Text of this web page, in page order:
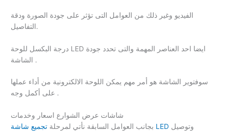
الفيديو وغير ذلك من العوامل التى تؤثر على جودة الصورة ودقة
التفاصيل.
درجة البكسل للوحة LED ايضا احد العناصر المهمة والتى تحدد جودة
الشاشة .
سوفتوير الشاشة هو أمر مهم يمكن اللوحة الالكترونية من أداء عملها
على أكمل وجه .
شاشات عرض الشوارع اسعار وخدمات
بجانب العوامل السابقة نأتي لمرحلة تجميع شاشة LED